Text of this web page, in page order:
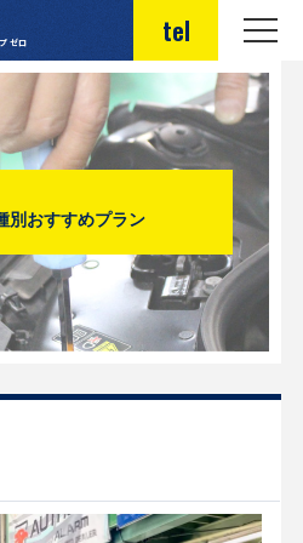
ゼロ
tel
別おすすめプラン